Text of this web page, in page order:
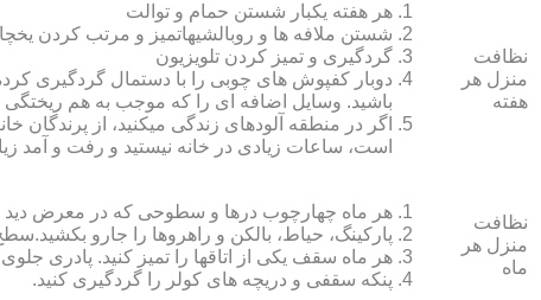
نظافت
منزل هر
هفته
هر هفته یکبار شستن حمام و توالت
شستن ملافه‏ ها و روبالشی‎هاتمیز و مرتب کردن یخچال
گردگیری و تمیز کردن تلویزیون
دوبار کفپوش‏ های چوبی را با دستمال گردگیری
باشید. وسایل اضافه ای را که موجب به هم ریختگی
اگر در منطقه آلوده‏ای زندگی می‏کنید، از پرندگان
است، ساعات زیادی در خانه نیستید و رفت و آمد
نظافت
منزل هر
ماه
هر ماه چهارچوب درها و سطوحی که در معرض دید
پارکینگ، حیاط، بالکن و راهروها را جارو
هر ماه سقف یکی از اتاق‏ها را تمیز کنید. پادری
پنکه سقفی و دریچه‏ های کولر را گردگیری کنید.